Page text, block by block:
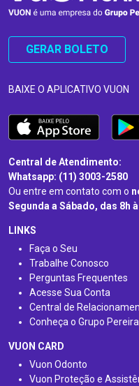
GERAR BOLETO
BAIXE O APLICATIVO VUON
Central de Atendimento:
Whatsapp: (11) 3003-2580
Ou entre em contato com o
Segunda a Sábado, das 8h
LINKS
Faça o Seu
Trabalhe Conosco
Perguntas Frequentes
Acesse Sua Conta
Central de
Conheça o Grupo Pereira
VUON CARD
Vuon Odonto
Vuon Proteção e